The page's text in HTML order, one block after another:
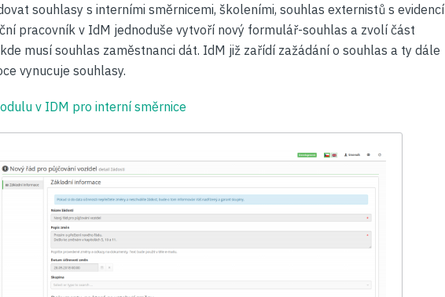
souhlasy s interními směrnicemi, školeními, souhlas externistů s evidencí
pracovník v IdM jednoduše vytvoří nový formulář-souhlas a zvolí část
musí souhlas zaměstnanci dát. IdM již zařídí zažádání o souhlas a ty dále
vynucuje souhlasy.
v IDM pro interní směrnice